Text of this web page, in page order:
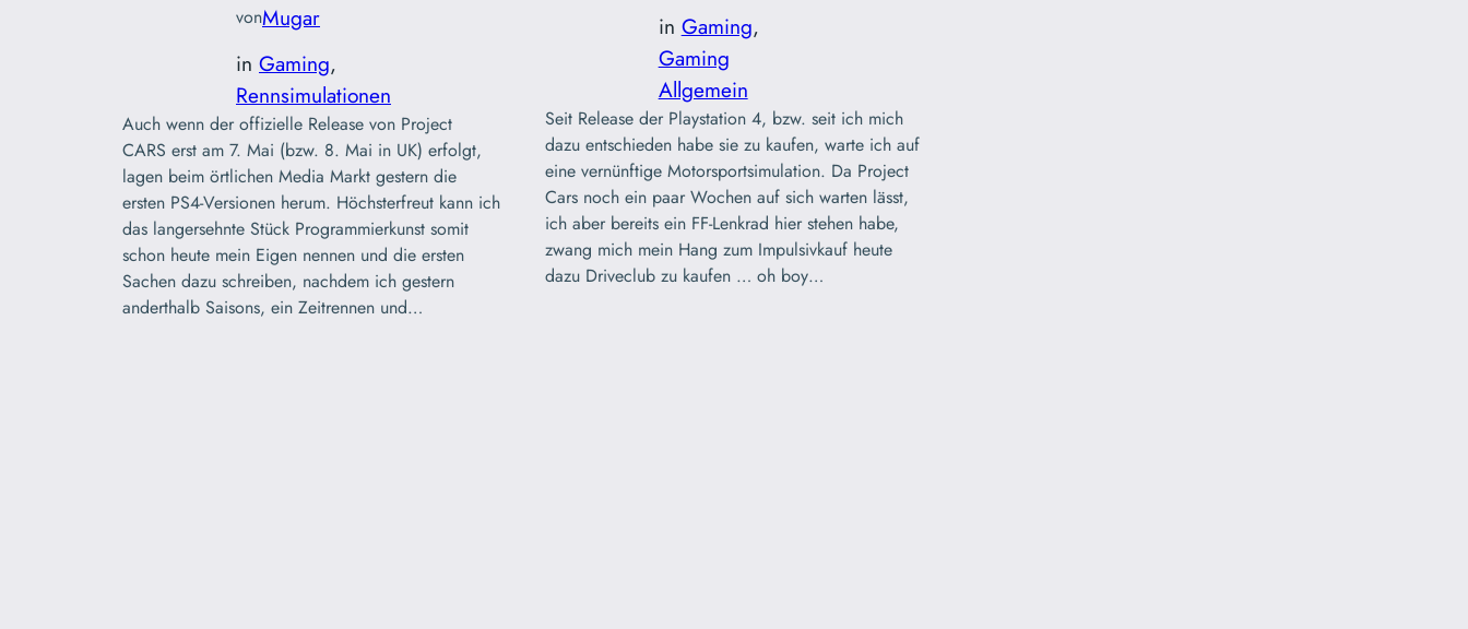
vonMugar
in Gaming
Rennsimulationen
Auch wenn der offizielle Release von Project
CARS erst am 7. Mai (bzw. 8. Mai in UK) erfolgt,
lagen beim örtlichen Media Markt gestern die
ersten PS4-Versionen herum. Höchsterfreut kann ich
das langersehnte Stück Programmierkunst somit
schon heute mein Eigen nennen und die ersten
Sachen dazu schreiben, nachdem ich gestern
anderthalb Saisons, ein Zeitrennen und…
in Gaming
Gaming
Allgemein
Seit Release der Playstation 4, bzw. seit ich mich
dazu entschieden habe sie zu kaufen, warte ich auf
eine vernünftige Motorsportsimulation. Da Project
Cars noch ein paar Wochen auf sich warten lässt,
ich aber bereits ein FF-Lenkrad hier stehen habe,
zwang mich mein Hang zum Impulsivkauf heute
dazu Driveclub zu kaufen … oh boy…